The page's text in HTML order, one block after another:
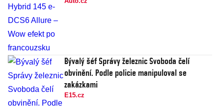
Bývalý šéf Správy železnic Svoboda čelí
obvinění. Podle policie manipuloval se
zakázkami
E15.cz